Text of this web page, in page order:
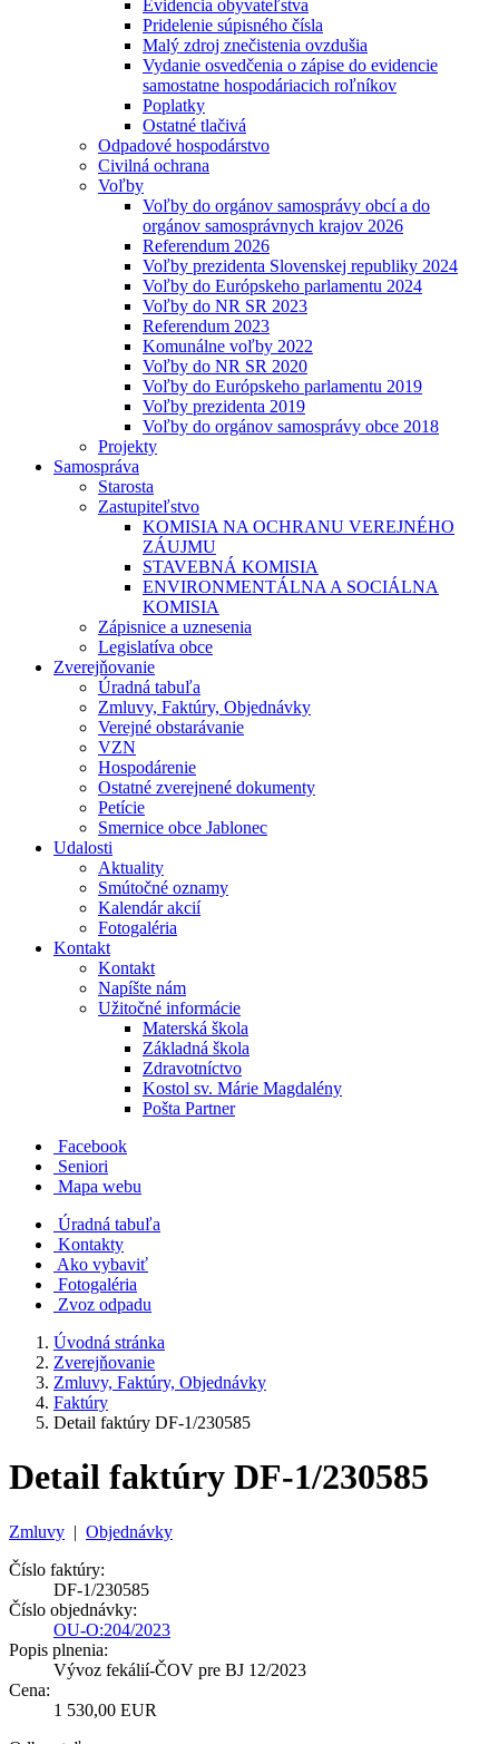
Evidencia obyvateľstva
Pridelenie súpisného čísla
Malý zdroj znečistenia ovzdušia
Vydanie osvedčenia o zápise do evidencie
samostatne hospodáriacich roľníkov
Poplatky
Ostatné tlačivá
Odpadové hospodárstvo
Civilná ochrana
Voľby
Voľby do orgánov samosprávy obcí a do
orgánov samosprávnych krajov 2026
Referendum 2026
Voľby prezidenta Slovenskej republiky 2024
Voľby do Európskeho parlamentu 2024
Voľby do NR SR 2023
Referendum 2023
Komunálne voľby 2022
Voľby do NR SR 2020
Voľby do Európskeho parlamentu 2019
Voľby prezidenta 2019
Voľby do orgánov samosprávy obce 2018
Projekty
Samospráva
Starosta
Zastupiteľstvo
KOMISIA NA OCHRANU VEREJNÉHO
ZÁUJMU
STAVEBNÁ KOMISIA
ENVIRONMENTÁLNA A SOCIÁLNA
KOMISIA
Zápisnice a uznesenia
Legislatíva obce
Zverejňovanie
Úradná tabuľa
Zmluvy, Faktúry, Objednávky
Verejné obstarávanie
VZN
Hospodárenie
Ostatné zverejnené dokumenty
Petície
Smernice obce Jablonec
Udalosti
Aktuality
Smútočné oznamy
Kalendár akcií
Fotogaléria
Kontakt
Kontakt
Napíšte nám
Užitočné informácie
Materská škola
Základná škola
Zdravotníctvo
Kostol sv. Márie Magdalény
Pošta Partner
Facebook
Seniori
Mapa webu
Úradná tabuľa
Kontakty
Ako vybaviť
Fotogaléria
Zvoz odpadu
Úvodná stránka
Zverejňovanie
Zmluvy, Faktúry, Objednávky
Faktúry
Detail faktúry DF-1/230585
Detail faktúry DF-1/230585
Zmluvy | Objednávky
Číslo faktúry:
DF-1/230585
Číslo objednávky:
OU-O:204/2023
Popis plnenia:
Vývoz fekálií-ČOV pre BJ 12/2023
Cena:
1 530,00 EUR